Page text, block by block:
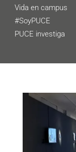
Vida en campus
#SoyPUCE
PUCE investiga